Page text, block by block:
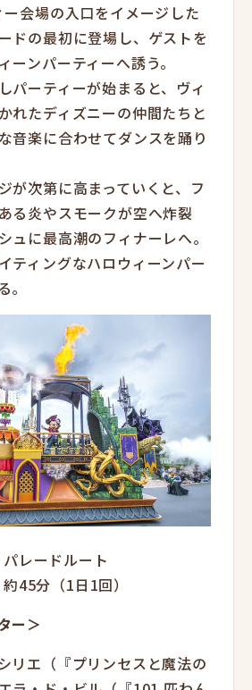
会場の入口をイメージした
ドの最初に登場し、ゲストを
ーンパーティーへ誘う。
パーティーが始まると、ヴィ
れたディズニーの仲間たちと
音楽に合わせてダンスを踊り
が次第に高まっていくと、フ
る炎やスモークが空へ炸裂
ュに最高潮のフィナーレへ。
ティングなハロウィーンパー
レードルート
45分（1日1回）
ー＞
リエ（『プリンセスと魔法の